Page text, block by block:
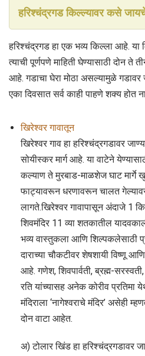
हरिश्चंद्रगड किल्ल्यावर कसे
हरिश्चंद्रगड हा एक भव्य किल्ला आहे. या
त्याची पूर्णपणे माहिती घेण्यासाठी दोन
आहे. गडाचा घेरा मोठा असल्यामुळे गडावर
एका दिवसात सर्व काही पाहणे शक्य होत
खिरेश्वर गावातून
खिरेश्वर गाव हा हरिश्चंद्रगडावर
सोयीस्कर मार्ग आहे. या वाटेने
कल्याण ते मुरबाड-माळशेज घाट मार्गे
फाट्यावरून धरणावरून चालत
लागते.खिरेश्वर गावापासून अंदाजे 1
शिवमंदिर 11 व्या शतकातील
भव्य वास्तुकला आणि शिल्पकलेसाठी
दाराच्या चौकटीवर शेषशायी विष्णू
आहे. गणेश, शिवपार्वती, ब्रह्म-
रति यांच्यासह अनेक कोरीव प्रतिमा
मंदिराला ‘नागेश्वराचे मंदिर’ असेही
दोन वाटा आहेत.
अ) टोलार खिंड हा हरिश्चंद्रगडावर